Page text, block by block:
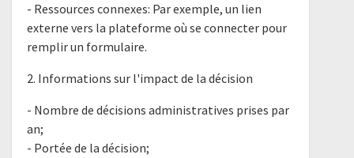
- Ressources connexes: Par exemple, un lien
externe vers la plateforme où se connecter pour
remplir un formulaire.
2. Informations sur l'impact de la décision
- Nombre de décisions administratives prises par
an;
- Portée de la décision;